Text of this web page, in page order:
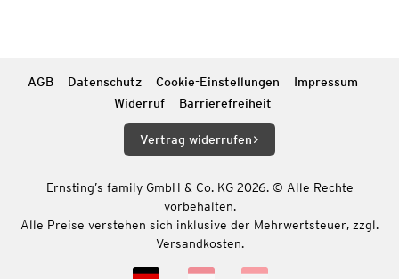
AGB Datenschutz Cookie-Einstellungen
Impressum
Widerruf
Barrierefreiheit
Vertrag widerrufen
Ernsting’s family GmbH & Co. KG 2026. © Alle Rechte
vorbehalten.
Alle Preise verstehen sich inklusive der Mehrwertsteuer, zzgl.
Versandkosten.